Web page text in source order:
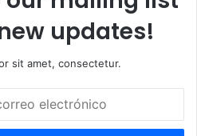
updates!
sit amet, consectetur.